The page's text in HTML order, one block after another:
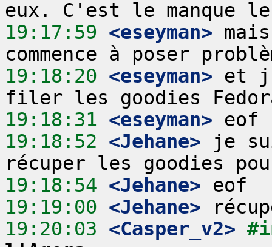
19:17:59 <eseyman>
19:18:20 <eseyman> et
19:18:31 <eseyman>
19:18:52 <Jehane> je
19:18:54 <Jehane>
19:19:00 <Jehane>
19:20:03 <Casper_v2>